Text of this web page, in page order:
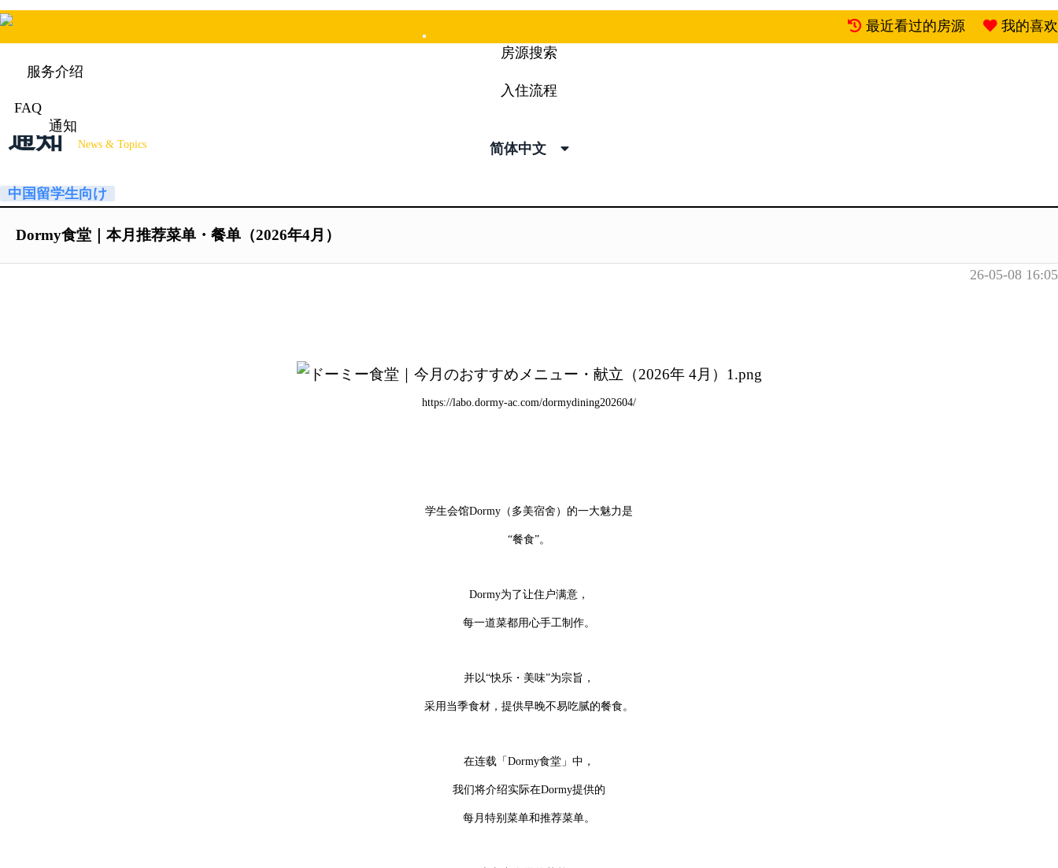
最近看过的房源
我的喜欢
Mobile
房源搜索
服务介绍
入住流程
FAQ
通知
简体中文
通知 News & Topics
中国留学生向け
Dormy食堂｜本月推荐菜单・餐单（2026年4月）
26-05-08 16:05
https://labo.dormy-ac.com/dormydining202604/
学生会馆Dormy（多美宿舍）的一大魅力是
“餐食”。
Dormy为了让住户满意，
每一道菜都用心手工制作。
并以“快乐・美味”为宗旨，
采用当季食材，提供早晚不易吃腻的餐食。
在连载「Dormy食堂」中，
我们将介绍实际在Dormy提供的
每月特别菜单和推荐菜单。